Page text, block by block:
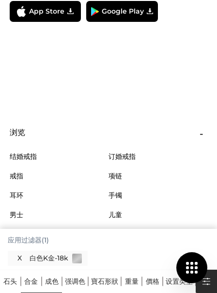
应用过滤器(1)
X 白色K金-18k
石头 合金 成色 强调色 寶石形狀 重量 價格 设置类型
App Store Google Play
浏览
结婚戒指 订婚戒指
戒指 项链
耳环 手镯
男士 儿童
关于我们
客户服务